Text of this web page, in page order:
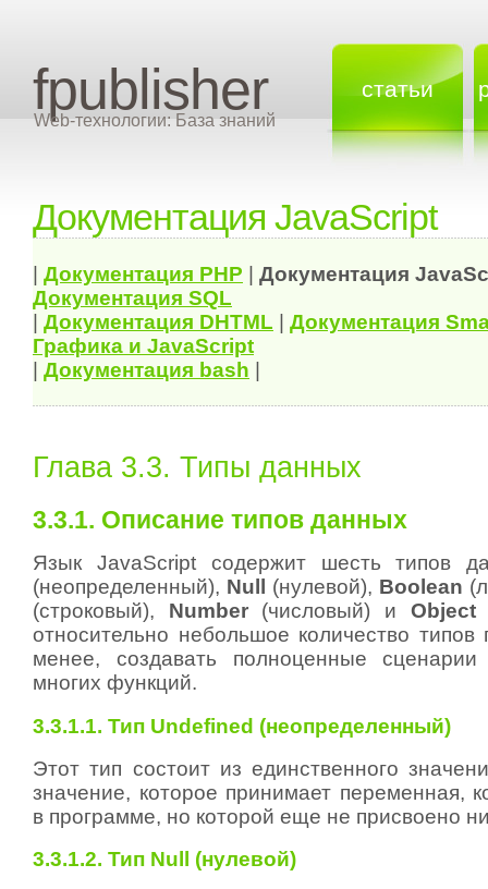
fpublisher
Web-технологии: База знаний
статьи
Документация JavaScript
Документация PHP Документация
Документация SQL
Документация DHTML
Документация
Графика и JavaScript
Документация bash
Глава 3.3. Типы данных
3.3.1. Описание типов данных
Язык JavaScript содержит шесть типов
(неопределенный), Null (нулевой), Boolean
(строковый), Number(числовый) и Object
относительно небольшое количество типов
менее, создавать полноценные
многих функций.
3.3.1.1. Тип Undefined (неопределенный)
Этот тип состоит из единственного
значение, которое принимает переменная,
в программе, но которой еще не присвоено
3.3.1.2. Тип Null (нулевой)